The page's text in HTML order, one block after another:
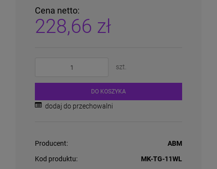
Cena netto:
228,66 zł
szt.
DO KOSZYKA
dodaj do przechowalni
Producent:
ABM
Kod produktu:
MK-TG-11WL